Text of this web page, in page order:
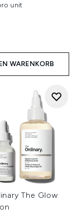
unit
WARENKORB
The Glow